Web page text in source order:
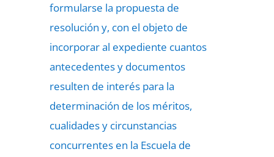
formularse la propuesta de
resolución y, con el objeto de
incorporar al expediente cuantos
antecedentes y documentos
resulten de interés para la
determinación de los méritos,
cualidades y circunstancias
concurrentes en la Escuela de